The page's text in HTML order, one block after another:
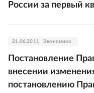
России за первый
21.06.2011 Экономика
Постановление
внесении
постановлению